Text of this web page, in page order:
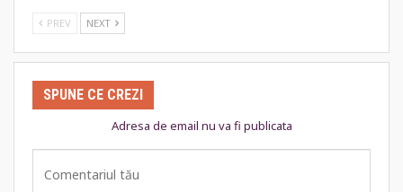
PREV NEXT
SPUNE CE CREZI
Adresa de email nu va fi publicata